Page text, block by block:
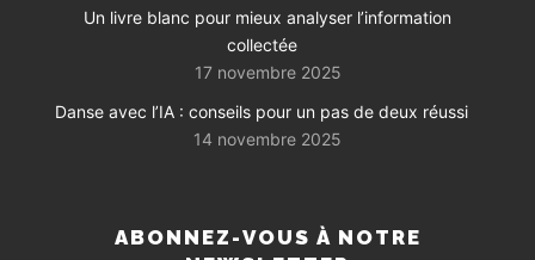
Un livre blanc pour mieux analyser l’information
collectée
17 novembre 2025
Danse avec l’IA : conseils pour un pas de deux réussi
14 novembre 2025
ABONNEZ-VOUS À NOTRE